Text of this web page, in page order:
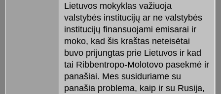
Lietuvos mokyklas važiuoja
valstybės institucijų ar ne valstybės
institucijų finansuojami emisarai ir
moko, kad šis kraštas neteisėtai
buvo prijungtas prie Lietuvos ir kad
tai Ribbentropo-Molotovo pasekmė ir
panašiai. Mes susiduriame su
panašia problema, kaip ir su Rusija,